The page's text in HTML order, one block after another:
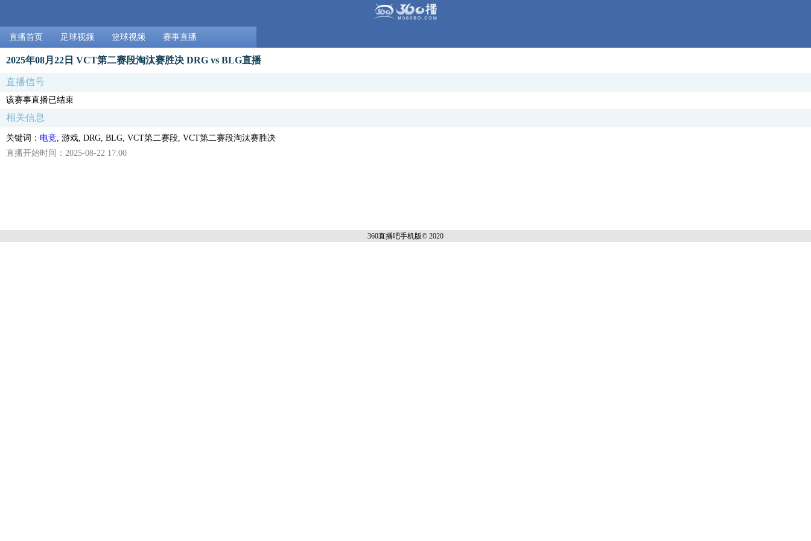
直播首页 足球视频 篮球视频 赛事直播
2025年08月22日 VCT第二赛段淘汰赛胜决 DRG vs BLG直播
直播信号
该赛事直播已结束
相关信息
关键词： 电竞 , 游戏, DRG, BLG, VCT第二赛段, VCT第二赛段淘汰赛胜决
直播开始时间：2025-08-22 17:00
360直播吧手机版© 2020